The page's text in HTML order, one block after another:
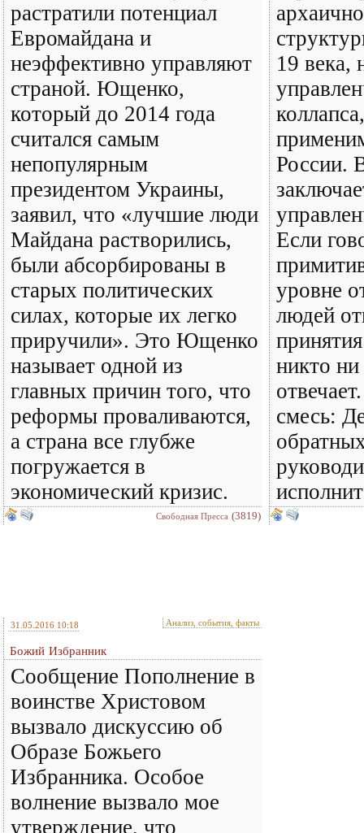
растратили потенциал
Евромайдана и
неэффективно управляют
страной. Ющенко,
который до 2014 года
считался самым
непопулярным
президентом Украины,
заявил, что «лучшие люди
Майдана растворились,
были абсорбированы в
старых политических
силах, которые их легко
приручили». Это Ющенко
называет одной из
главных причин того, что
реформы проваливаются,
а страна все глубже
погружается в
экономический кризис.
Свободная Пресса (3819)
19 века,
России.
Если
уровне
людей
никто ни
смесь:
31.05.2016 10:18 Анализ, события, факты
Божий Избранник
Сообщение Пополнение в
воинстве Христовом
вызвало дискуссию об
Образе Божьего
Избранника. Особое
волнение вызвало мое
утверждение, что